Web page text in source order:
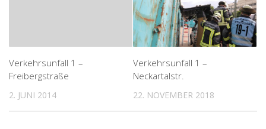
Verkehrsunfall 1 –
Freibergstraße
2. JUNI 2014
Verkehrsunfall 1 –
Neckartalstr.
22. NOVEMBER 2018